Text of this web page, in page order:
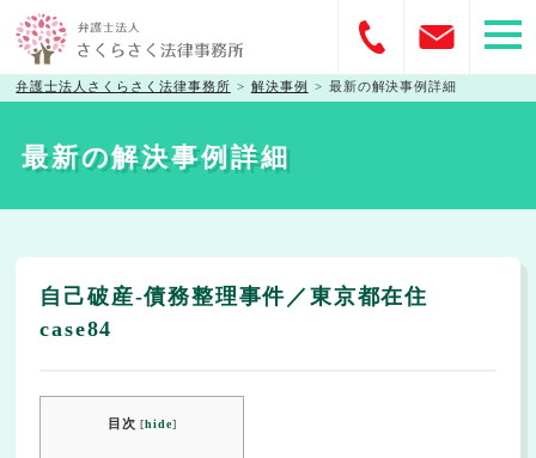
弁護士法人さくらさく法律事務所 > 解決事例 > 最新の解決事例詳細
最新の解決事例詳細
自己破産-債務整理事件／東京都在住
case84
目次 [hide]